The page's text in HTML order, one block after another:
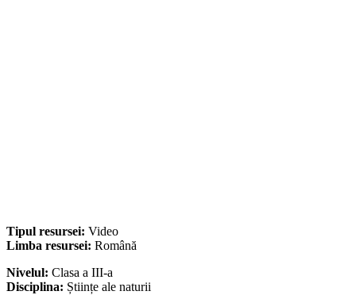
Tipul resursei: Video
Limba resursei: Română
Nivelul: Clasa a III-a
Disciplina: Științe ale naturii